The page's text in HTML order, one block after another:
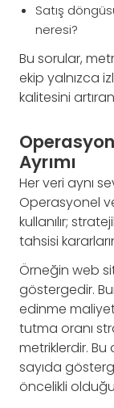
Satış
neresi?
Bu sorular,
ekip yalnızca
kalitesini
Ayrımı
Her veri aynı
Operasyonel
kullanılır;
tahsisi
Örneğin web
göstergedir.
edinme
tutma oranı
metriklerdir. Bu
sayıda
öncelikli